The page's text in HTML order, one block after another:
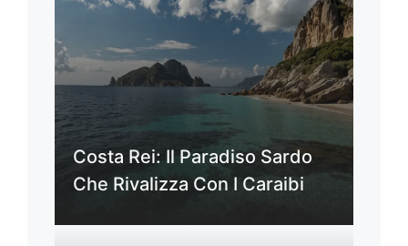
Costa Rei: Il Paradiso Sardo
Che Rivalizza Con I Caraibi